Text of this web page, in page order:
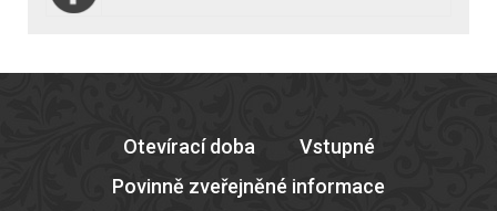
Otevírací doba
Vstupné
Povinně zveřejněné informace